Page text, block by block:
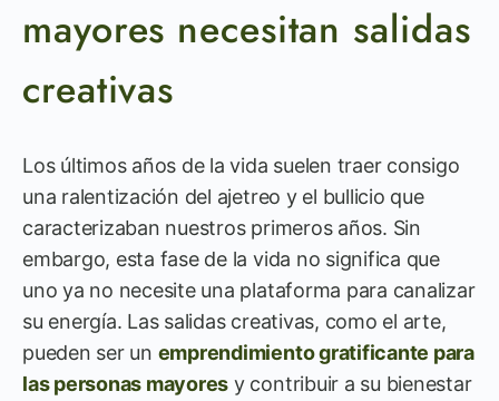
mayores necesitan salidas
creativas
Los últimos años de la vida suelen traer consigo
una ralentización del ajetreo y el bullicio que
caracterizaban nuestros primeros años. Sin
embargo, esta fase de la vida no significa que
uno ya no necesite una plataforma para canalizar
su energía. Las salidas creativas, como el arte,
pueden ser un emprendimiento gratificante para
las personas mayores y contribuir a su bienestar